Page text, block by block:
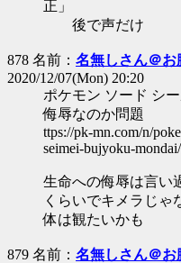
正」
後で声だけ
878 名前： 名無しさん＠お
2020/12/07(Mon) 20:20
ポケモン ソード シ
侮辱なのか問題
ttps://pk-mn.com/n/
seimei-bujyoku-
生命への侮辱は言い
くらいでキメラじゃ
体は観たいかも
879 名前： 名無しさん＠お